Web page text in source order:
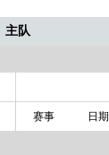
主队
赛事 日期